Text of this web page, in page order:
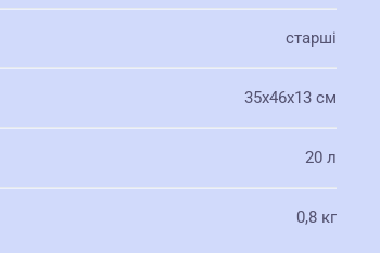
старші
35х46х13 см
20 л
0,8 кг